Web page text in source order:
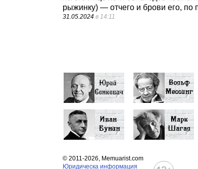
рыжинку) — отчего и брови его, по
31.05.2024 в 14:11
© 2011-2026, Memuarist.com
Юридическа информация